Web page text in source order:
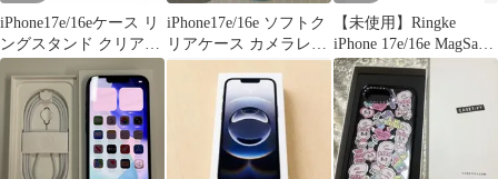
iPhone17e/16eケース リ
ングスタンド クリア
MagSafe対応 ピンク
iPhone17e/16e ソフトク
リアケース カメラレン
ズカバーセット
【未使用】Ringke
iPhone 17e/16e MagSafe
対応ケース